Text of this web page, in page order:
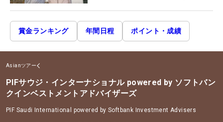
賞金ランキング 年間日程 ポイント・成績
Asianツアー
PIFサウジ・インターナショナル powered by ソフトバン
クインベストメントアドバイザーズ
PIF Saudi International powered by Softbank Investment Advisers